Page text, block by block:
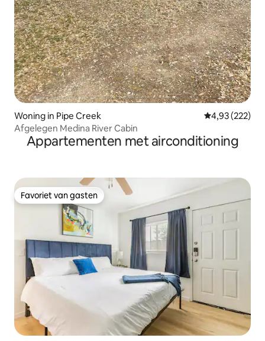
Woning in Pipe Creek Gemiddelde
4,93 (222)
Afgelegen Medina River Cabin
Appartementen met airconditioning
Favoriet van gasten
Favoriet van gasten